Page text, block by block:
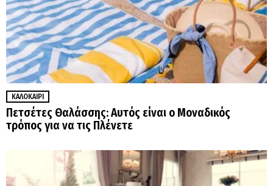
ΚΑΛΟΚΑΊΡΙ
Πετσέτες Θαλάσσης: Αυτός είναι ο Μοναδικός
τρόπος για να τις Πλένετε